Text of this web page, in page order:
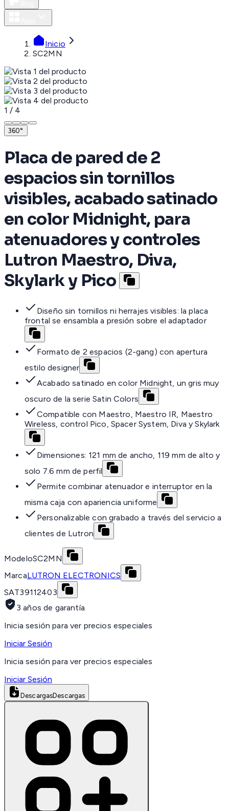
Inicio
SC2MN
1 / 4
360°
Placa de pared de 2
espacios sin tornillos
visibles, acabado satinado
en color Midnight, para
atenuadores y controles
Lutron Maestro, Diva,
Skylark y Pico
Diseño sin tornillos ni herrajes visibles: la placa
frontal se ensambla a presión sobre el adaptador
Formato de 2 espacios (2-gang) con apertura
estilo designer
Acabado satinado en color Midnight, un gris muy
oscuro de la serie Satin Colors
Compatible con Maestro, Maestro IR, Maestro
Wireless, control Pico, Spacer System, Diva y Skylark
Dimensiones: 121 mm de ancho, 119 mm de alto y
solo 7.6 mm de perfil
Permite combinar atenuador e interruptor en la
misma caja con apariencia uniforme
Personalizable con grabado a través del servicio a
clientes de Lutron
ModeloSC2MN
MarcaLUTRON ELECTRONICS
SAT39112403
3 años de garantía
Inicia sesión para ver precios especiales
Iniciar Sesión
Inicia sesión para ver precios especiales
Iniciar Sesión
DescargasDescargas